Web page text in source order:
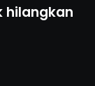
hilangkan